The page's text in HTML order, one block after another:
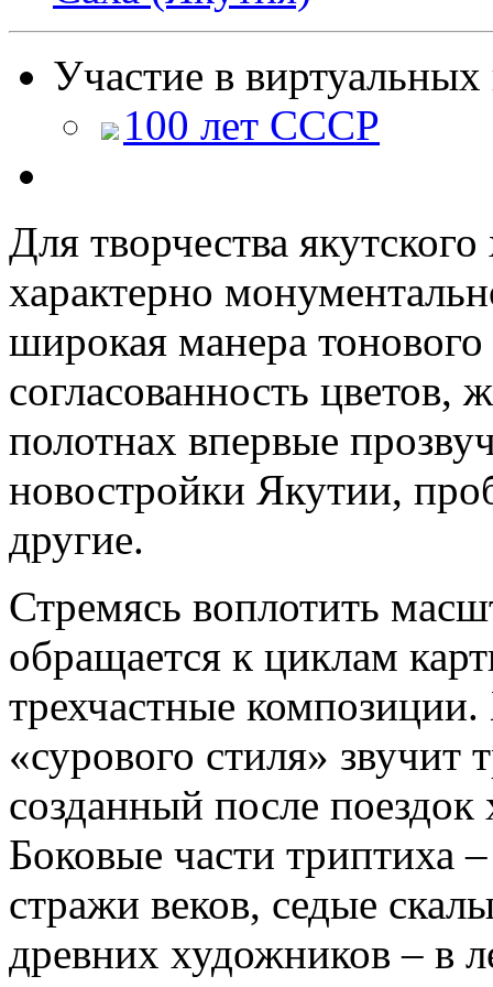
Участие в
100 лет СССР
Для творчества
характерно
широкая манера
согласованность цветов,
полотнах впервые
новостройки Якутии,
другие.
Стремясь воплотить
обращается к циклам
трехчастные
«сурового стиля»
созданный после
Боковые части триптиха
стражи веков, седые
древних художников – в